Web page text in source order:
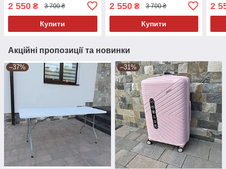
2 550 ₴ 3 700 ₴
Купити
2 550₴ 3 700 ₴
Купити
2
Акційні пропозиції та новинки
–37% –31%